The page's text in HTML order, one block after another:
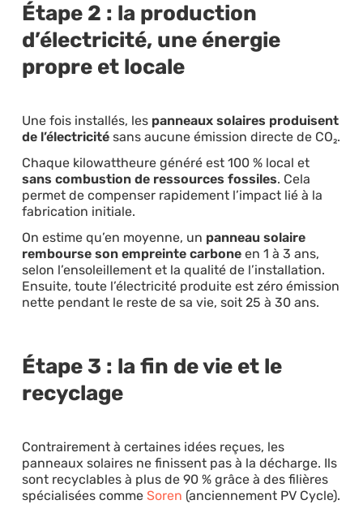
Étape 2 : la production
d’électricité, une énergie
propre et locale
Une fois installés, les panneaux solaires produisent
de l’électricitésans aucune émission directe de CO₂.
Chaque kilowattheure généré est 100 % local et
sans combustion de ressources fossiles. Cela
permet de compenser rapidement l’impact lié à la
fabrication initiale.
On estime qu’en moyenne, un panneau solaire
rembourse son empreinte carboneen 1 à 3 ans,
selon l’ensoleillement et la qualité de l’installation.
Ensuite, toute l’électricité produite est zéro émission
nette pendant le reste de sa vie, soit 25 à 30 ans.
Étape 3 : la fin de vie et le
recyclage
Contrairement à certaines idées reçues, les
panneaux solaires ne finissent pas à la décharge. Ils
sont recyclables à plus de 90 % grâce à des filières
spécialisées comme Soren (anciennement PV Cycle).